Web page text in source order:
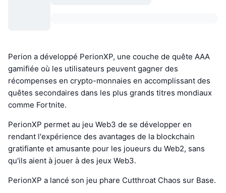
Perion a développé PerionXP, une couche de quête AAA
gamifiée où les utilisateurs peuvent gagner des
récompenses en crypto-monnaies en accomplissant des
quêtes secondaires dans les plus grands titres mondiaux
comme Fortnite.
PerionXP permet au jeu Web3 de se développer en
rendant l'expérience des avantages de la blockchain
gratifiante et amusante pour les joueurs du Web2, sans
qu'ils aient à jouer à des jeux Web3.
PerionXP a lancé son jeu phare Cutthroat Chaos sur Base.